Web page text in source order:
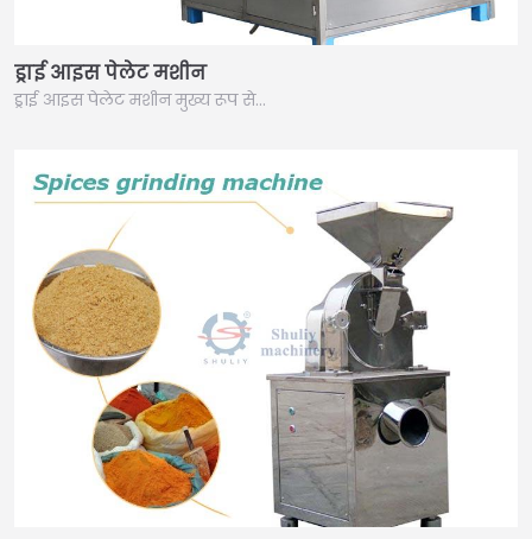
ड्राई आइस पेलेट मशीन
ड्राई आइस पेलेट मशीन मुख्य रूप से…